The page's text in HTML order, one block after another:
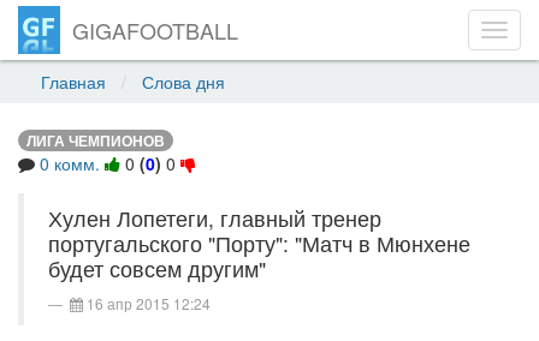
GIGAFOOTBALL
Главная Слова дня
ЛИГА ЧЕМПИОНОВ
0 комм. 0 (0) 0
Хулен Лопетеги, главный тренер
португальского "Порту": "Матч в Мюнхене
будет совсем другим"
16 апр 2015 12:24